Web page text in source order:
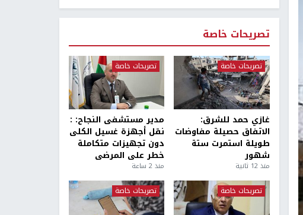
تصريحات خاصة
تصريحات خاصة
غازي حمد للشرق:
الاتفاق حصيلة مفاوضات
طويلة استمرت ستة
شهور
منذ 12 ثانية
تصريحات خاصة
مدير مستشفى النجاح: :
نقل أجهزة غسيل الكلى
دون تجهيزات متكاملة
خطر على المرضى
منذ 2 ساعة
تصريحات خاصة تصريحات خاصة